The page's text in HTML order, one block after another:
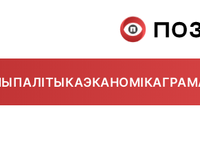
ПАЛІТЫКАЭКАНОМІКА